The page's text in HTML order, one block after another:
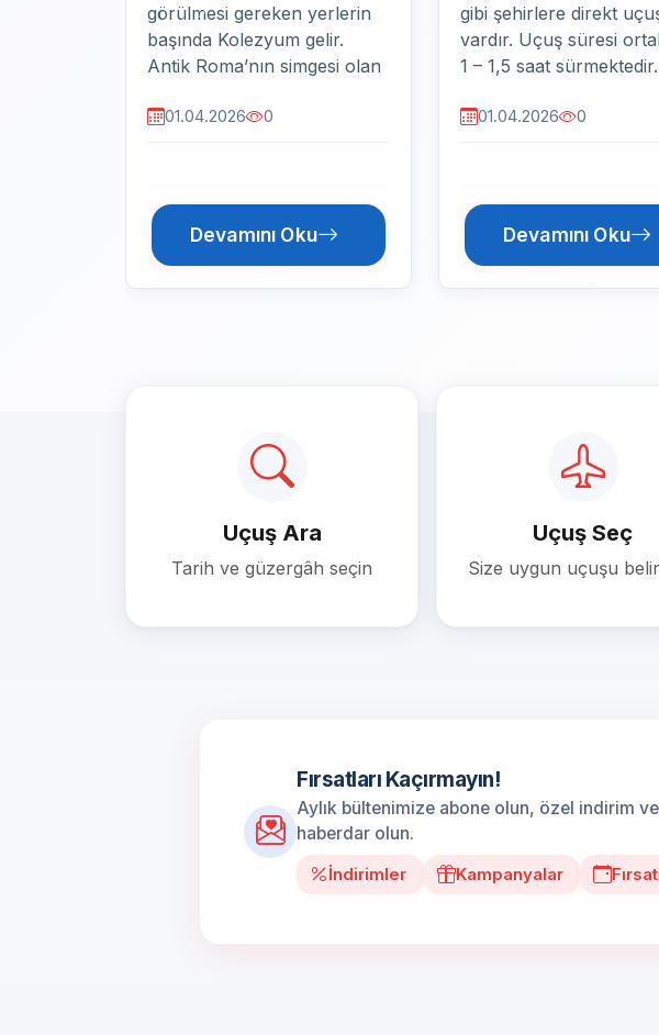
görülmesi gereken yerlerin
başında Kotor Eski Şehir
gelir. UNESCO koruması
sokakları ve tarihi yapılarıyla
01.04.2026 0
Devamını Oku
mutlaka görülmesi
yerlerin başında Mostar
Köprüsü gelir. Osmanlı
köprü, ülkenin en önemli
01.04.2026 0
Devamını Oku
Önceki
Uçuş Ara
Tarih ve güzergâh seçin
Uçuş Seç
Size uygun uçuşu
Fırsatları Kaçırmayın!
Aylık bültenimize abone olun, özel indirim
haberdar olun.
İndirimler Kampanyalar